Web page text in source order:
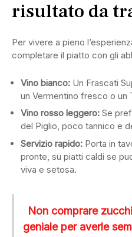
risultato da
Per vivere a pieno
completare il piatto con gli
Vino bianco: Un Frascati
un Vermentino fresco o un
Vino rosso leggero: Se
del Piglio, poco tannico e
Servizio rapido: Porta in
pronte, su piatti caldi se
viva e setosa.
Non comprare
geniale per averle